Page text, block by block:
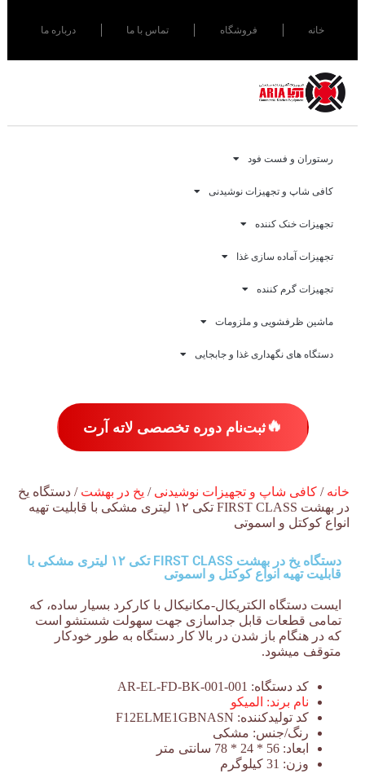
خانه فروشگاه تماس با ما درباره ما
رستوران و فست فود
کافی شاپ و تجهیزات نوشیدنی
تجهیزات خنک کننده
تجهیزات آماده سازی غذا
تجهیزات گرم کننده
ماشین ظرفشویی و ملزومات
دستگاه های نگهداری غذا و جابجایی
🔥ثبت‌نام دوره تخصصی لاته آرت
خانه / کافی شاپ و تجهیزات نوشیدنی / یخ در بهشت / دستگاه یخ
در بهشت FIRST CLASS تکی ۱۲ لیتری مشکی با قابلیت تهیه
انواع کوکتل و اسموتی
دستگاه یخ در بهشت FIRST CLASS تکی ۱۲ لیتری مشکی با
قابلیت تهیه انواع کوکتل و اسموتی
ایست دستگاه الکتریکال-مکانیکال با کارکرد بسیار ساده، که
تمامی قطعات قابل جداسازی جهت سهولت شستشو است
که در هنگام باز شدن در بالا کار دستگاه به طور خودکار
متوقف میشود.
کد دستگاه: AR-EL-FD-BK-001-001
نام برند: المیکو
کد تولیدکننده: F12ELME1GBNASN
رنگ/جنس: مشکی
ابعاد: 56 * 24 * 78 سانتی متر
وزن: 31 کیلوگرم